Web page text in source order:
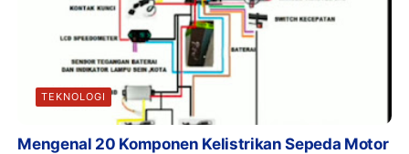
TEKNOLOGI
Mengenal 20 Komponen Kelistrikan Sepeda Motor